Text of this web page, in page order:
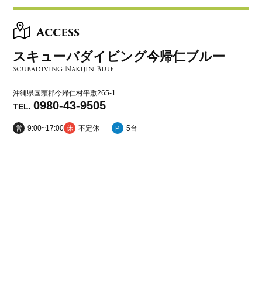
Access
スキューバダイビング今帰仁ブルー
scubadiving Nakijin Blue
沖縄県国頭郡今帰仁村平敷265-1
TEL.0980-43-9505
営 9:00~17:00 休 不定休 P 5台